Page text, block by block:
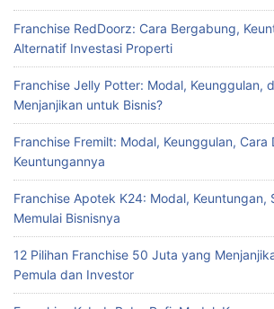
Franchise RedDoorz: Cara Bergabung,
Alternatif Investasi Properti
Franchise Jelly Potter: Modal, Keunggulan,
Menjanjikan untuk Bisnis?
Franchise Fremilt: Modal, Keunggulan, Cara
Keuntungannya
Franchise Apotek K24: Modal, Keuntungan,
Memulai Bisnisnya
12 Pilihan Franchise 50 Juta yang
Pemula dan Investor